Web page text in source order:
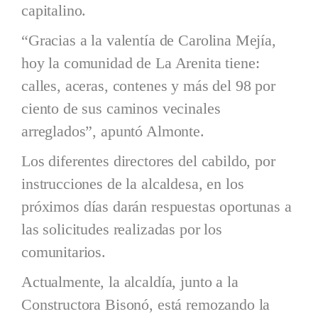
capitalino.
“Gracias a la valentía de Carolina Mejía,
hoy la comunidad de La Arenita tiene:
calles, aceras, contenes y más del 98 por
ciento de sus caminos vecinales
arreglados”, apuntó Almonte.
Los diferentes directores del cabildo, por
instrucciones de la alcaldesa, en los
próximos días darán respuestas oportunas a
las solicitudes realizadas por los
comunitarios.
Actualmente, la alcaldía, junto a la
Constructora Bisonó, está remozando la